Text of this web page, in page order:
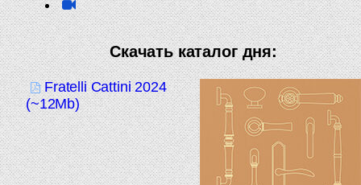
Скачать каталог дня:
Fratelli Cattini 2024
(~12Mb)